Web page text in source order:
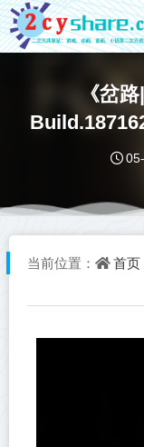
《岔
当前位置： 首页